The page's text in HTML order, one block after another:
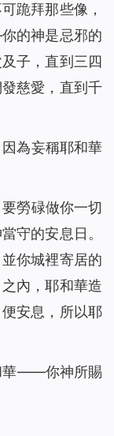
跪拜那些像，
的神是忌邪的
子，直到三四
慈愛，直到千
為妄稱耶和華
勞碌做你一切
守的安息日。
你城裡寄居的
內，耶和華造
安息，所以耶
華——你神所賜